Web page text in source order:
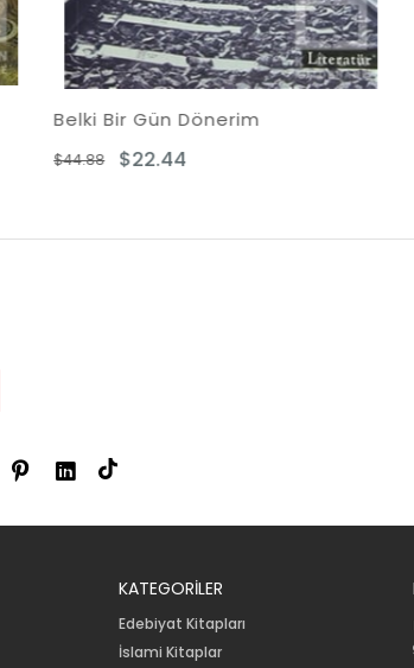
Belki Bir Gün Dönerim
$22.44
KATEGORİLER
Edebiyat Kitapları
İslami Kitaplar